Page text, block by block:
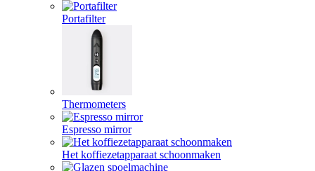
Portafilter
Thermometers
Espresso mirror
Het koffiezetapparaat schoonmaken